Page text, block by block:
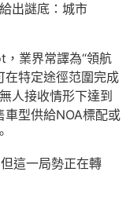
出謎底：城市
業界常譯為“領航
在特定途徑范圍完成
人接收情形下達到
型供給NOA標配或
這一局勢正在轉